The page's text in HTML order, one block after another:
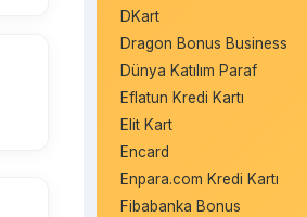
DKart
Dragon Bonus Business
Dünya Katılım Paraf
Eflatun Kredi Kartı
Elit Kart
Encard
Enpara.com Kredi Kartı
Fibabanka Bonus